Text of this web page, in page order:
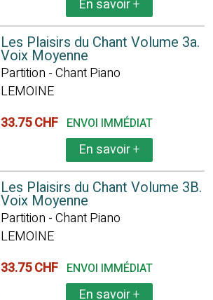
En savoir+
Les Plaisirs du Chant Volume 3a.
Voix Moyenne
Partition - Chant Piano
LEMOINE
33.75 CHF ENVOI IMMÉDIAT
En savoir+
Les Plaisirs du Chant Volume 3B.
Voix Moyenne
Partition - Chant Piano
LEMOINE
33.75 CHF ENVOI IMMÉDIAT
En savoir+